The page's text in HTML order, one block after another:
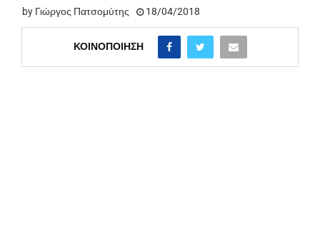
by Γιώργος Πατσομύτης 18/04/2018
ΚΟΙΝΟΠΟΊΗΣΗ